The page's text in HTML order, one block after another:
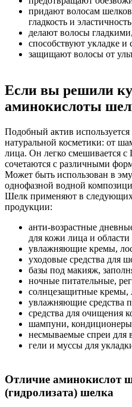
придают волосам
гладкость и эластичность
делают волосы
способствуют укладке
защищают волосы от
Если вы решили
аминокислоты
Подобный актив
натуральной косметики: от
лица. Он легко смешивается
сочетаются с различными
Может быть использован в
однофазной водной
Шелк применяют в следующих
продукции:
анти-возрастные
для кожи лица и области
увлажняющие кремы,
уходовые средства для
базы под макияж,
ночные питательные,
солнцезащитные кремы,
увлажняющие средства
средства для очищения
шампуни, кондиционеры
несмываемые спреи для
гели и муссы для
Отличие аминокислот
(гидролизата) шелка